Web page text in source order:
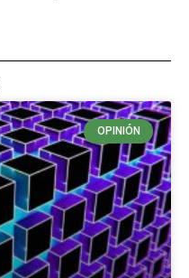
OPINIÓN